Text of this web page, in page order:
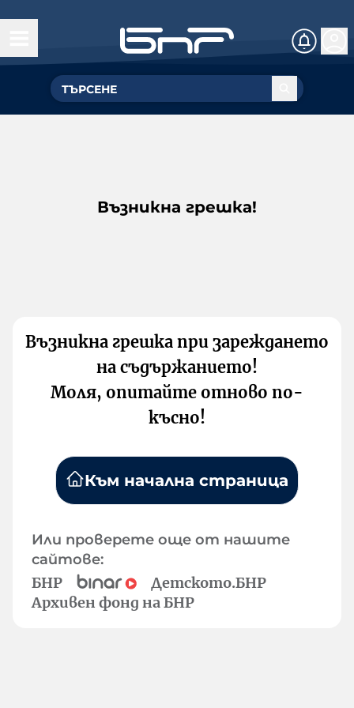
Възникна грешка!
Възникна грешка при зареждането
на съдържанието!
Моля, опитайте отново по-
късно!
Към начална страница
Или проверете още от нашите
сайтове:
БНР
Детското.БНР
Архивен фонд на БНР